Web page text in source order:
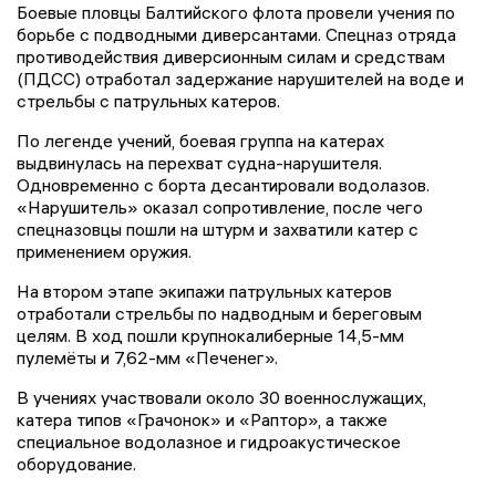
Боевые пловцы Балтийского флота провели учения по
борьбе с подводными диверсантами. Спецназ отряда
противодействия диверсионным силам и средствам
(ПДСС) отработал задержание нарушителей на воде и
стрельбы с патрульных катеров.
По легенде учений, боевая группа на катерах
выдвинулась на перехват судна-нарушителя.
Одновременно с борта десантировали водолазов.
«Нарушитель» оказал сопротивление, после чего
спецназовцы пошли на штурм и захватили катер с
применением оружия.
На втором этапе экипажи патрульных катеров
отработали стрельбы по надводным и береговым
целям. В ход пошли крупнокалиберные 14,5-мм
пулемёты и 7,62-мм «Печенег».
В учениях участвовали около 30 военнослужащих,
катера типов «Грачонок» и «Раптор», а также
специальное водолазное и гидроакустическое
оборудование.